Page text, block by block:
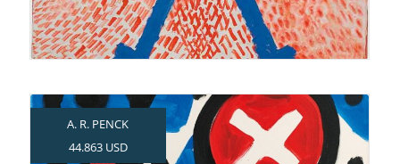
A. R. PENCK
44.863 USD